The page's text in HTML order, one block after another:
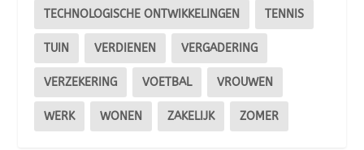
TECHNOLOGISCHE ONTWIKKELINGEN TENNIS
TUIN VERDIENEN VERGADERING
VERZEKERING VOETBAL VROUWEN
WERK WONEN ZAKELIJK ZOMER